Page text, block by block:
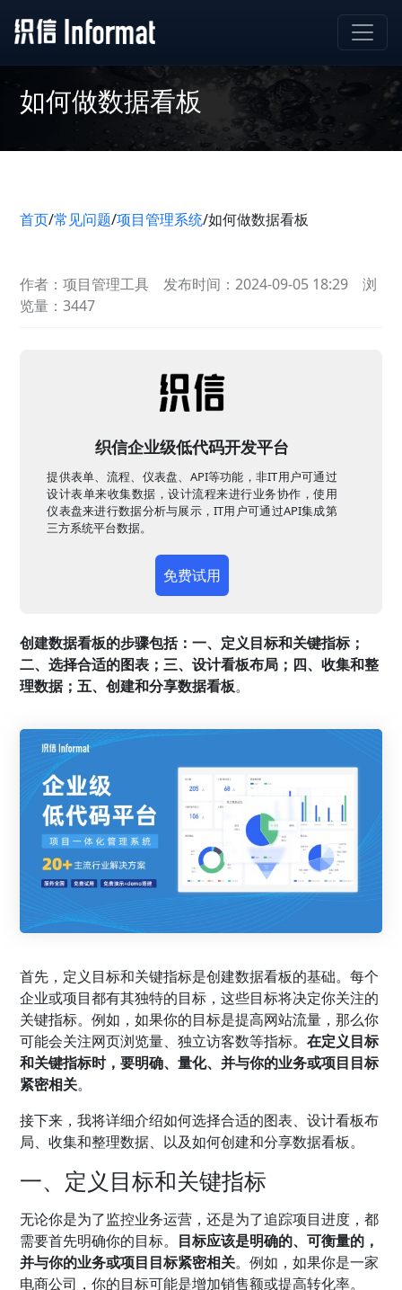
如何做数据看板
首页/常见问题/项目管理系统/如何做数据看板
作者：项目管理工具 发布时间：2024-09-05 18:29
浏
览量：3447
织信企业级低代码开发平台
提供表单、流程、仪表盘、API等功能，非IT用户可通过
设计表单来收集数据，设计流程来进行业务协作，使用
仪表盘来进行数据分析与展示，IT用户可通过API集成第
三方系统平台数据。
免费试用
创建数据看板的步骤包括：一、定义目标和关键指标；
二、选择合适的图表；三、设计看板布局；四、收集和整
理数据；五、创建和分享数据看板。
首先，定义目标和关键指标是创建数据看板的基础。每个
企业或项目都有其独特的目标，这些目标将决定你关注的
关键指标。例如，如果你的目标是提高网站流量，那么你
可能会关注网页浏览量、独立访客数等指标。在定义目标
和关键指标时，要明确、量化、并与你的业务或项目目标
紧密相关。
接下来，我将详细介绍如何选择合适的图表、设计看板布
局、收集和整理数据、以及如何创建和分享数据看板。
一、定义目标和关键指标
无论你是为了监控业务运营，还是为了追踪项目进度，都
需要首先明确你的目标。 目标应该是明确的、可衡量的，
并与你的业务或项目目标紧密相关。例如，如果你是一家
电商公司，你的目标可能是增加销售额或提高转化率。